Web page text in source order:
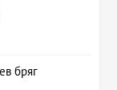
бряг